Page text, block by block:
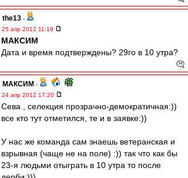
the13 -
25 апр 2012 11:19
МАКСИМ
Дата и время подтверждены? 29го в 10 утра?
МАКСИМ -
24 апр 2012 17:20
Сева , селекция прозрачно-демократичная:))
все кто тут отметился, те и в заявке:))
У нас же команда сам знаешь ветеранская и
взрывная (чаще не на поле) :)) так что как бы
23-я людьми отыграть в 10 утра то после